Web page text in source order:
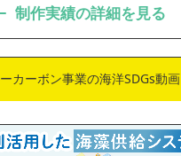
制作実績の詳細を見る
カーボン事業の海洋SDGs動画